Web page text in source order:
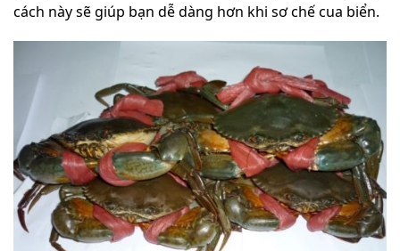
cách này sẽ giúp bạn dễ dàng hơn khi sơ chế cua biển.